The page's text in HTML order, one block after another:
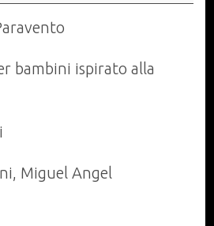
bambini ispirato alla
Miguel Angel